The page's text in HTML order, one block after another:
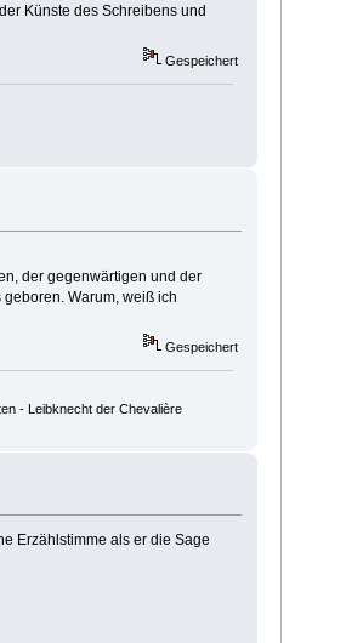
Künste des Schreibens und
Gespeichert
der gegenwärtigen und der
Warum, weiß ich
Gespeichert
- Leibknecht der Chevalière
Erzählstimme als er die Sage
Nacht zu schenken.